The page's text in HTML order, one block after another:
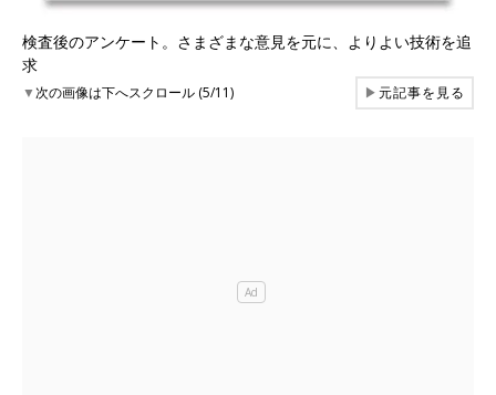
検査後のアンケート。さまざまな意見を元に、よりよい技術を追
求
▼次の画像は下へスクロール (5/11) ▶元記事を見る